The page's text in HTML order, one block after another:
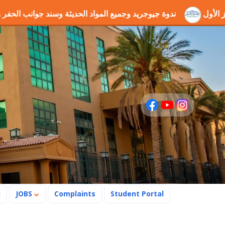
بالمركز الأول ندوة جيوجريد وجميع المواد الحديثة وسند
JOBS Complaints Student Portal